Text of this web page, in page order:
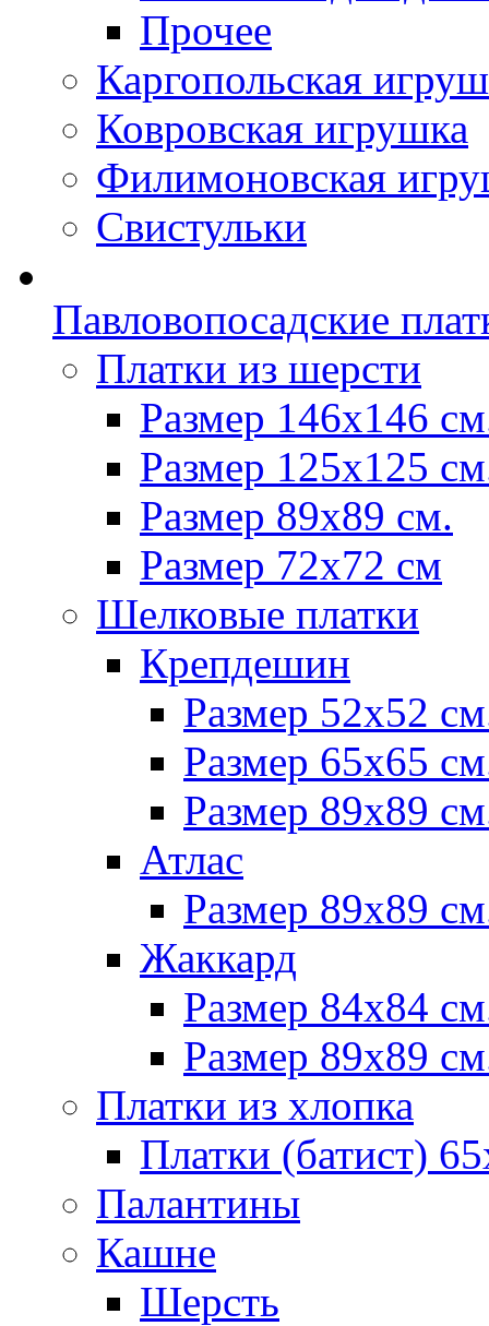
Прочее
Каргопольская
Ковровская игрушка
Филимоновская
Свистульки
Павловопосадские
Платки из шерсти
Размер 146х146
Размер 125х125
Размер 89х89 см.
Размер 72x72 см
Шелковые платки
Крепдешин
Размер 52х52
Размер 65х65
Размер 89х89
Атлас
Размер 89х89
Жаккард
Размер 84х84
Размер 89х89
Платки из хлопка
Платки (батист)
Палантины
Кашне
Шерсть